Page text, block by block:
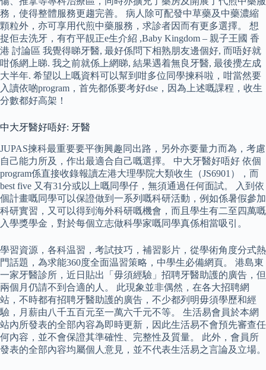
務，使得整體服務更趨完善。 病人除可配發中草藥及中藥濃縮
顆粒外，亦可享用代煎中藥服務，求診者因而有更多選擇。 想
捉佢去洗牙，有冇平靚正e生介紹 ,Baby Kingdom – 親子王國 香
港 討論區 我覺得睇牙醫, 最好係問下相熟朋友邊個好, 而唔好就
咁係網上睇. 我之前就係上網睇, 結果遇着無良牙醫, 最後攪左成
大半年. 希望以上嘅資料可以幫到咁多位同學揀科啦，咁當然要
入讀依啲program，首先都係要考好dse，因為上述嘅課程，收生
分數都好高架！
中大牙醫好唔好: 牙醫
JUPAS揀科最重要要平衡興趣同出路，另外亦要量力而為，考慮
自己能力所及，作出最適合自己嘅選擇。 中大牙醫好唔好 依個
program係直接收錄報讀左港大理學院大類收生（JS6901），而
best five 又有31分或以上嘅同學仔，無須通過任何面試。 入到依
個計畫嘅同學可以保證做到一系列嘅科研活動，例如係暑假參加
科研實習，又可以得到海外科研嘅機會，而且學生有二至四萬嘅
入學獎學金，對於每個立志做科學家嘅同學真係相當吸引。
學習資源，各科温習，考試技巧，補習影片，從學術角度分式熱
門話題，為求能360度全面温習策略，中學生必備網頁。 港島東
一家牙醫診所，近日貼出「毋須經驗」招聘牙醫助護的廣告，但
兩個月仍請不到合適的人。 此現象並非偶然，在各大招聘網
站，不時都有招聘牙醫助護的廣告，不少都列明毋須學歷和經
驗，月薪由八千五百元至一萬六千元不等。 生活易會員於本網
站內所發表的全部內容為即時更新，因此生活易不會預先審查任
何內容，並不會保證其準確性、完整性及質量。 此外，會員所
發表的全部內容均屬個人意見，並不代表生活易之言論及立場。